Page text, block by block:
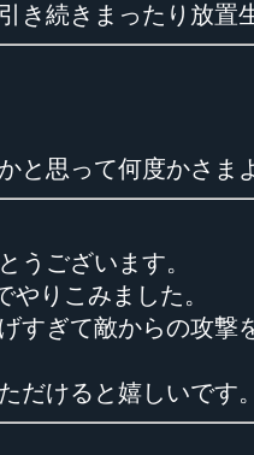
き続きまったり放置
と思って何度かさ
うございます。
りこみました。
すぎて敵からの攻
だけると嬉しいです。